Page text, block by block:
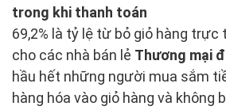
trong khi thanh toán
69,2% là tỷ lệ từ bỏ giỏ hàng trực
cho các nhà bán lẻ Thương mại
hầu hết những người mua sắm
hàng hóa vào giỏ hàng và không